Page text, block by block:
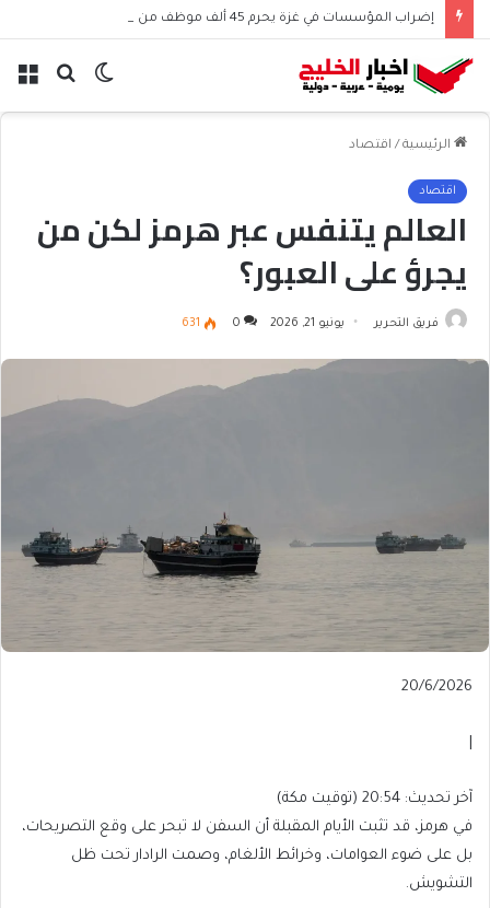
إضراب المؤسسات في غزة يحرم 45 ألف موظف من الرواتب
بحث الوضع
الرئيسية / اقتصاد
اقتصاد
العالم يتنفس عبر هرمز لكن من
يجرؤ على العبور؟
فريق التحرير يونيو 21, 2026 0
631
Published
20/6/2026
آخر
تحديث:
20:54
(توقيت
آخر تحديث: 20:54 (توقيت مكة)
في هرمز، قد تثبت الأيام المقبلة أن السفن لا تبحر على وقع التصريحات،
بل على ضوء العوامات، وخرائط الألغام، وصمت الرادار تحت ظل
التشويش.